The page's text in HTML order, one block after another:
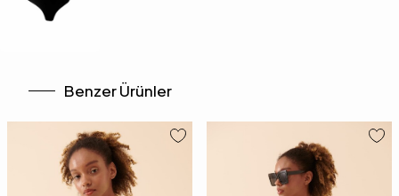
Benzer Ürünler